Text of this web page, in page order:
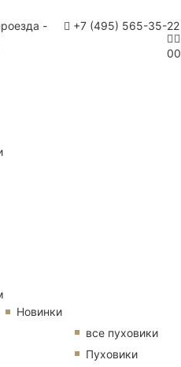
- +7 (495) 565-35-22
00
Новинки
все пуховики
Пуховики